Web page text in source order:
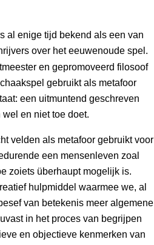
al enige tijd bekend als een van
over het eeuwenoude spel.
en gepromoveerd filosoof
gebruikt als metafoor
een uitmuntend geschreven
en niet toe doet.
velden als metafoor gebruikt voor
een mensenleven zoal
zoiets überhaupt mogelijk is.
hulpmiddel waarmee we, al
van betekenis meer algemene
in het proces van begrijpen
en objectieve kenmerken van